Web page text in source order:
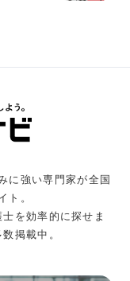
に強い専門家が全国
ト。
を効率的に探せま
掲載中。